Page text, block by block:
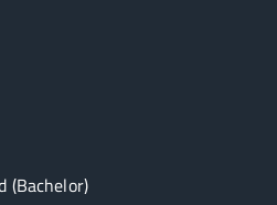
(Bachelor)